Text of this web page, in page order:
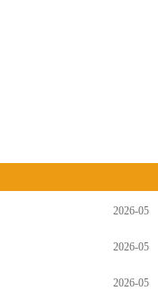
2026-05
2026-05
2026-05